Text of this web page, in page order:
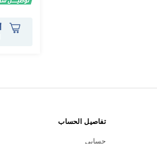
تفاصيل الحساب
حسابي